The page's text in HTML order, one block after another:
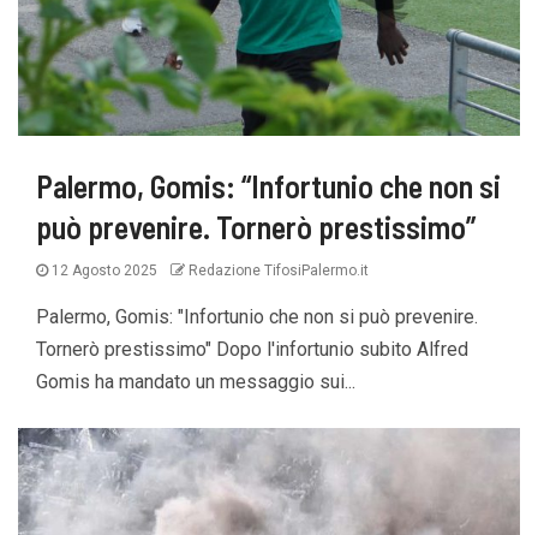
Palermo, Gomis: “Infortunio che non si
può prevenire. Tornerò prestissimo”
12 Agosto 2025 Redazione TifosiPalermo.it
Palermo, Gomis: "Infortunio che non si può prevenire.
Tornerò prestissimo" Dopo l'infortunio subito Alfred
Gomis ha mandato un messaggio sui...